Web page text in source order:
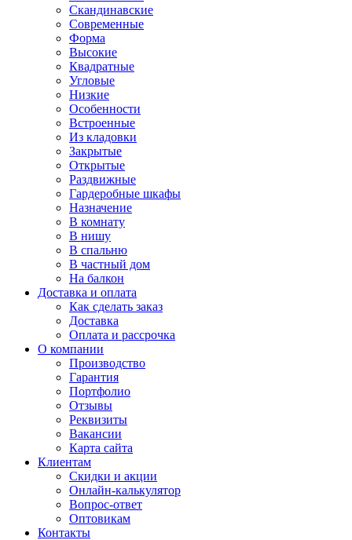
Скандинавские
Современные
Форма
Высокие
Квадратные
Угловые
Низкие
Особенности
Встроенные
Из кладовки
Закрытые
Открытые
Раздвижные
Гардеробные шкафы
Назначение
В комнату
В нишу
В спальню
В частный дом
На балкон
Доставка и оплата
Как сделать заказ
Доставка
Оплата и рассрочка
О компании
Производство
Гарантия
Портфолио
Отзывы
Реквизиты
Вакансии
Карта сайта
Клиентам
Скидки и акции
Онлайн-калькулятор
Вопрос-ответ
Оптовикам
Контакты